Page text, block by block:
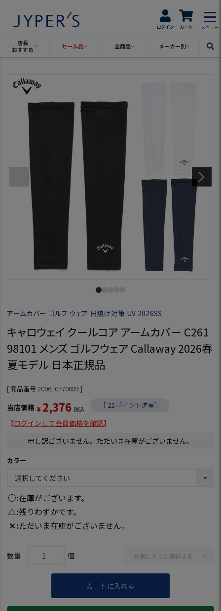
ログイン カート メニュー
店長
おすすめ
セール品 全商品 メーカー別
アームカバー ゴルフ ウェア 日焼け対策 UV 2026SS
キャロウェイ クールコア アームカバー C261
98101 メンズ ゴルフウェア Callaway 2026春
夏モデル 日本正規品
商品番号 200610770089
当店価格 ¥ 2,376 税込 ［ 22 ポイント進呈］
【ログインして会員価格を確認】
申し訳ございません。ただいま在庫がございません。
カラー
○ 在庫がございます。
△ 残りわずかです。
✕ ただいま在庫がございません。
お気に入りに登録する
カートに入れる